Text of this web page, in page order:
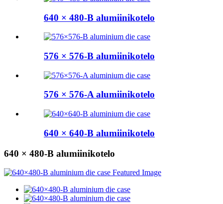
640 × 480-B alumiinikotelo
576 × 576-B alumiinikotelo
576 × 576-A alumiinikotelo
640 × 640-B alumiinikotelo
640 × 480-B alumiinikotelo